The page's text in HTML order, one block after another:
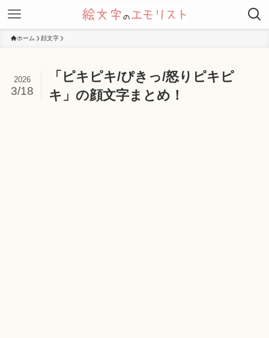
ホーム 顔文字
「ピキピキ/ぴきっ/怒りピキピ
キ」の顔文字まとめ！
2026
3/18